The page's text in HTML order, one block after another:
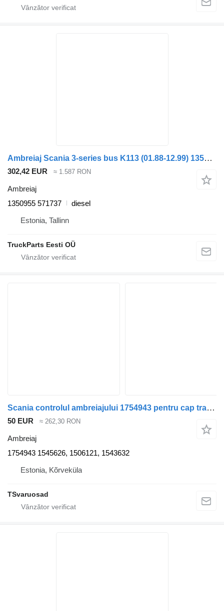
Ambreiaj Scania 3-series bus K113 (01.88-12.99) 1350955 571737 pentru autobuz Scania 3-series bus (1988-1999)
302,42 EUR ≈ 1.587 RON
Ambreiaj
1350955 571737
diesel
Estonia, Tallinn
TruckParts Eesti OÜ
Scania controlul ambreiajului 1754943 pentru cap tractor Scania P230
50 EUR ≈ 262,30 RON
Ambreiaj
1754943 1545626, 1506121, 1543632
Estonia, Kõrveküla
TSvaruosad